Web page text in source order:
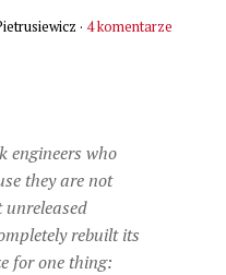
· 4 komentarze
engineers who
they are not
rebuilt its
for one thing: